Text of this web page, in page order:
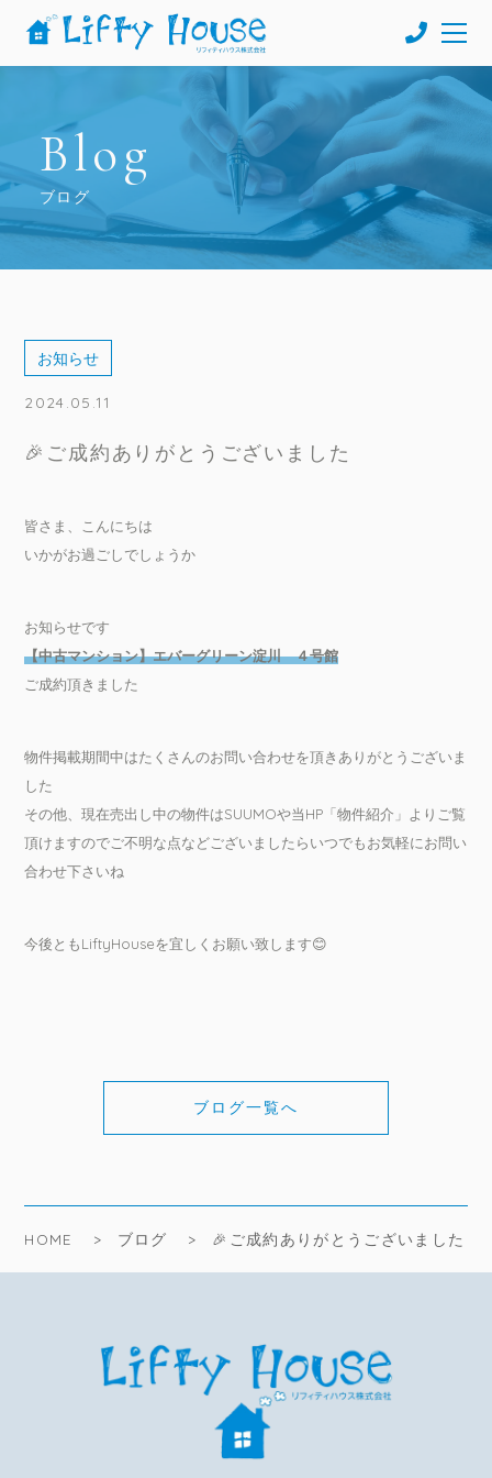
Blog
ブログ
お知らせ
2024.05.11
🎉ご成約ありがとうございました
皆さま、こんにちは
いかがお過ごしでしょうか
お知らせです
【中古マンション】エバーグリーン淀川 ４号館
ご成約頂きました
物件掲載期間中はたくさんのお問い合わせを頂きありがとうございま
した
その他、現在売出し中の物件はSUUMOや当HP「物件紹介」よりご覧
頂けますのでご不明な点などございましたらいつでもお気軽にお問い
合わせ下さいね
今後ともLiftyHouseを宜しくお願い致します😊
ブログ一覧へ
HOME ブログ 🎉ご成約ありがとうございました